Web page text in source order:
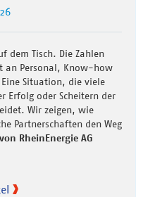
dem Tisch. Die Zahlen
an Personal, Know-how
Situation, die viele
Erfolg oder Scheitern der
Wir zeigen, wie
Partnerschaften den Weg
RheinEnergie AG